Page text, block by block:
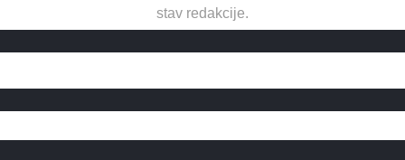
stav redakcije.